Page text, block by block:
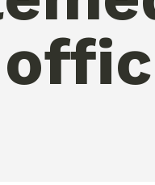
Chaire Droit &
numérique